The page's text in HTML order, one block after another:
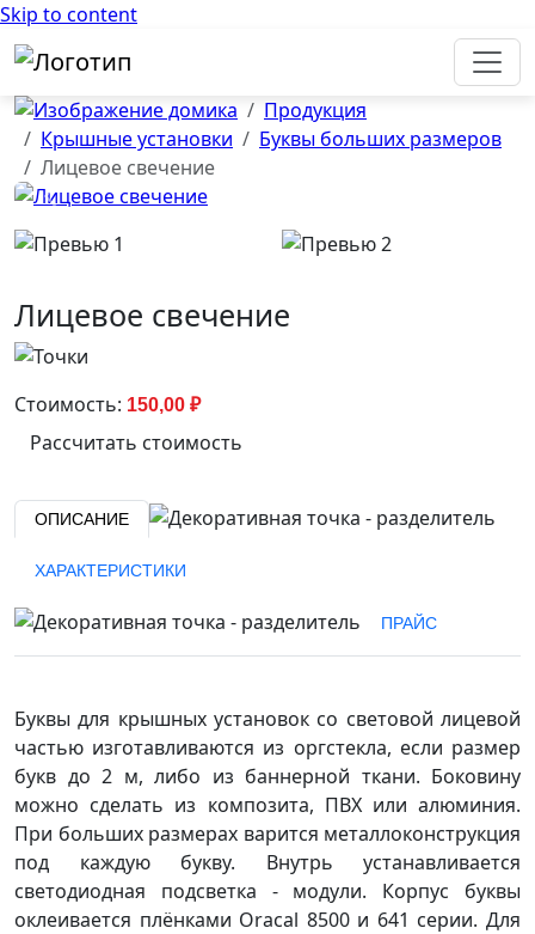
Skip to content
Продукция
Крышные установки
Буквы больших размеров
Лицевое свечение
Previous
Лицевое свечение
Стоимость: 150,00 ₽
Рассчитать стоимость
ОПИСАНИЕ
ХАРАКТЕРИСТИКИ
ПРАЙС
Буквы для крышных установок со световой лицевой
частью изготавливаются из оргстекла, если размер
букв до 2 м, либо из баннерной ткани. Боковину
можно сделать из композита, ПВХ или алюминия.
При больших размерах варится металлоконструкция
под каждую букву. Внутрь устанавливается
светодиодная подсветка - модули. Корпус буквы
оклеивается плёнками Oracal 8500 и 641 серии. Для